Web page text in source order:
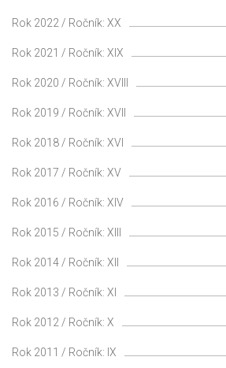
Rok 2022 / Ročník: XX
Rok 2021 / Ročník: XIX
Rok 2020 / Ročník: XVIII
Rok 2019 / Ročník: XVII
Rok 2018 / Ročník: XVI
Rok 2017 / Ročník: XV
Rok 2016 / Ročník: XIV
Rok 2015 / Ročník: XIII
Rok 2014 / Ročník: XII
Rok 2013 / Ročník: XI
Rok 2012 / Ročník: X
Rok 2011 / Ročník: IX